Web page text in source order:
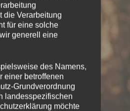
die Verarbeitung
für eine solche
generell eine
des Namens,
einer betroffenen
Grundverordnung
landesspezifischen
möchte